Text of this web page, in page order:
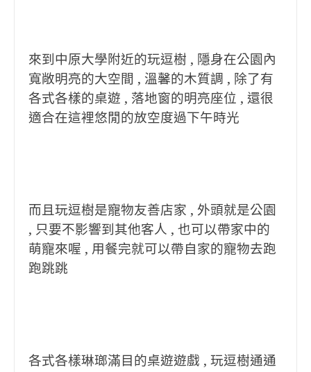
來到中原大學附近的玩逗樹 , 隱身在公園內
寬敞明亮的大空間 , 溫馨的木質調 , 除了有
各式各樣的桌遊 , 落地窗的明亮座位 , 還很
適合在這裡悠閒的放空度過下午時光
而且玩逗樹是寵物友善店家 , 外頭就是公園
, 只要不影響到其他客人 , 也可以帶家中的
萌寵來喔 , 用餐完就可以帶自家的寵物去跑
跑跳跳
各式各樣琳瑯滿目的桌遊遊戲 , 玩逗樹通通